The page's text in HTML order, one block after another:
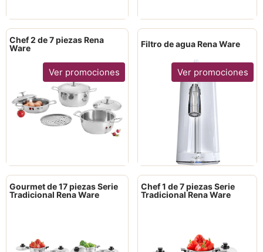
Chef 2 de 7 piezas Rena
Ware
Ver promociones
Filtro de agua Rena Ware
Ver promociones
Gourmet de 17 piezas Serie
Tradicional Rena Ware
Chef 1 de 7 piezas Serie
Tradicional Rena Ware